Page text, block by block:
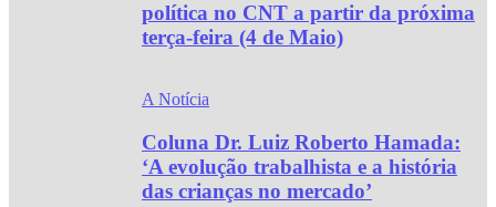
política no CNT a partir da próxima
terça-feira (4 de Maio)
A Notícia
Coluna Dr. Luiz Roberto Hamada:
‘A evolução trabalhista e a história
das crianças no mercado’